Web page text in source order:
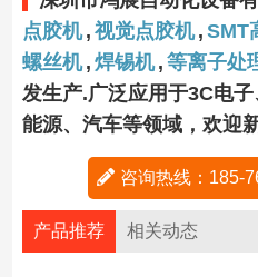
点胶机 , 视觉点胶机 , SMT
螺丝机 , 焊锡机 , 等离子处
发生产.广泛应用于3C电
能源、汽车等领域，欢迎
咨询热线：185-
产品推荐 相关动态